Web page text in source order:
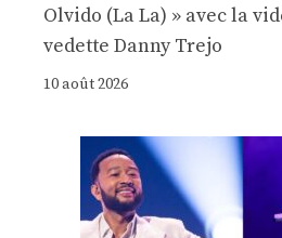
Olvido (La La) » avec la
vedette Danny Trejo
10 août 2026